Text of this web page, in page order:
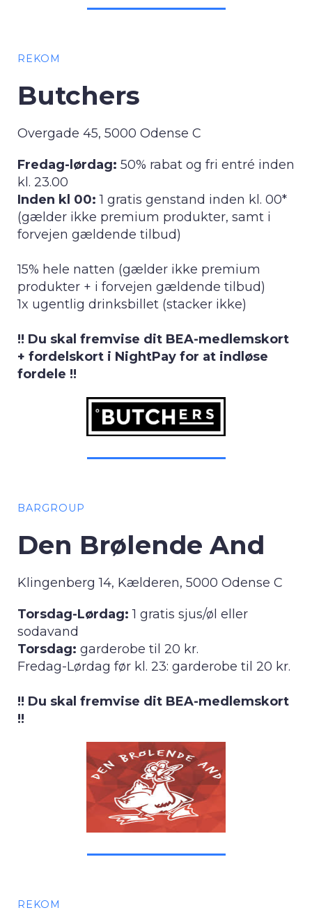
REKOM
Butchers
Overgade 45, 5000 Odense C
Fredag-lørdag: 50% rabat og fri entré inden
kl. 23.00
Inden kl 00:1 gratis genstand inden kl. 00*
(gælder ikke premium produkter, samt i
forvejen gældende tilbud)
15% hele natten (gælder ikke premium
produkter + i forvejen gældende tilbud)
1x ugentlig drinksbillet (stacker ikke)
!! Du skal fremvise dit BEA-medlemskort
+ fordelskort i NightPay for at indløse
fordele !!
BARGROUP
Den Brølende And
Klingenberg 14, Kælderen, 5000 Odense C
Torsdag-Lørdag: 1 gratis sjus/øl eller
sodavand
Torsdag: garderobe til 20 kr.
Fredag-Lørdag før kl. 23: garderobe til 20 kr.
!! Du skal fremvise dit BEA-medlemskort
!!
REKOM